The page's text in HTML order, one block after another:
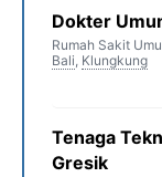
Dokter
Rumah Sakit
Bali, Klungkung
Tenaga
Gresik